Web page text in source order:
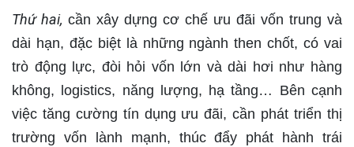
Thứ hai, cần xây dựng cơ chế ưu đãi vốn trung và
dài hạn, đặc biệt là những ngành then chốt, có vai
trò động lực, đòi hỏi vốn lớn và dài hơi như hàng
không, logistics, năng lượng, hạ tầng… Bên cạnh
việc tăng cường tín dụng ưu đãi, cần phát triển thị
trường vốn lành mạnh, thúc đẩy phát hành trái